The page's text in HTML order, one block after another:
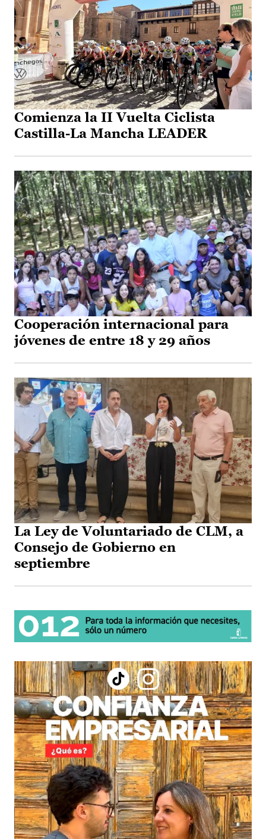
Comienza la II Vuelta Ciclista
Castilla-La Mancha LEADER
Cooperación internacional para
jóvenes de entre 18 y 29 años
La Ley de Voluntariado de CLM, a
Consejo de Gobierno en
septiembre